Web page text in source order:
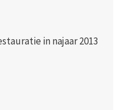
in najaar 2013